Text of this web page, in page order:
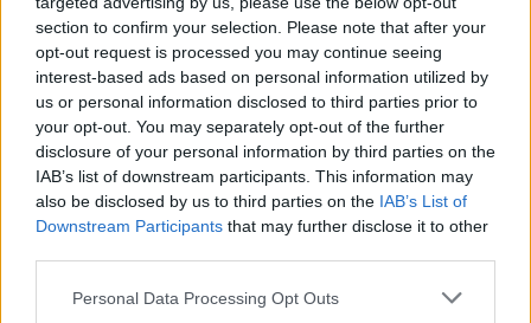
section to confirm your selection. Please note that after your
opt-out request is processed you may continue seeing
interest-based ads based on personal information utilized by
us or personal information disclosed to third parties prior to
your opt-out. You may separately opt-out of the further
disclosure of your personal information by third parties on the
IAB’s list of downstream participants. This information may
also be disclosed by us to third parties on the IAB’s List of
Downstream Participants that may further disclose it to other
Personal Data Processing Opt Outs
Mindaugas Sinkevičius?
Laidos | Lietuva tiesiogiai
Visi įrašai
Žiūrimiausi įrašai